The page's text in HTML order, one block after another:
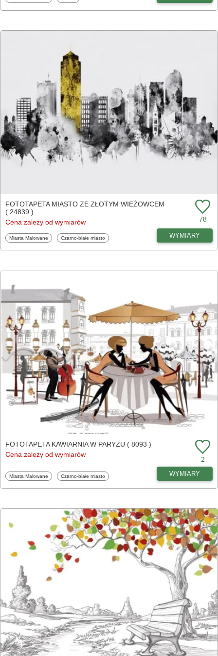
FOTOTAPETA MIASTO ZE ZŁOTYM WIEŻOWCEM
( 24839 )
Cena zależy od wymiarów
78
Fototapety
Miasta Malowane Fototapety
Czarno-białe miasto WYMIARY
FOTOTAPETA KAWIARNIA W PARYŻU ( 8093 )
Cena zależy od wymiarów
2
Fototapety
Miasta Malowane Fototapety
Czarno-białe miasto WYMIARY